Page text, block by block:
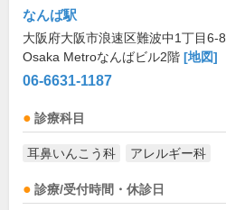
なんば駅
大阪府大阪市浪速区難波中1丁目6-8
Osaka Metroなんばビル2階 [地図]
06-6631-1187
診療科目
耳鼻いんこう科 アレルギー科
診療/受付時間・休診日